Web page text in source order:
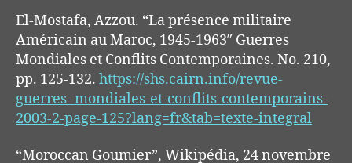
El-Mostafa, Azzou. “La présence militaire
Américain au Maroc, 1945-1963″ Guerres
Mondiales et Conflits Contemporaines. No. 210,
pp. 125-132. https://shs.cairn.info/revue-
guerres- mondiales-et-conflits-contemporains-
2003-2-page-125?lang=fr&tab=texte-integral
“Moroccan Goumier”, Wikipédia, 24 novembre